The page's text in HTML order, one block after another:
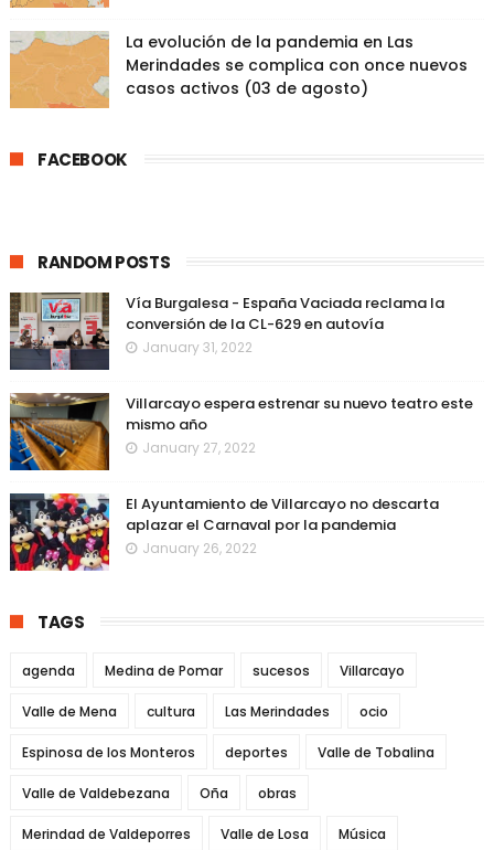
La evolución de la pandemia en Las
Merindades se complica con once nuevos
casos activos (03 de agosto)
FACEBOOK
RANDOM POSTS
Vía Burgalesa - España Vaciada reclama la
conversión de la CL-629 en autovía
January 31, 2022
Villarcayo espera estrenar su nuevo teatro este
mismo año
January 27, 2022
El Ayuntamiento de Villarcayo no descarta
aplazar el Carnaval por la pandemia
January 26, 2022
TAGS
agenda Medina de Pomar sucesos Villarcayo
Valle de Mena cultura Las Merindades ocio
Espinosa de los Monteros deportes Valle de Tobalina
Valle de Valdebezana Oña obras
Merindad de Valdeporres Valle de Losa Música